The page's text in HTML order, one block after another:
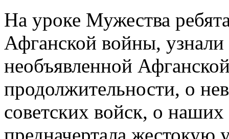
На уроке Мужества
Афганской войны,
необъявленной
продолжительности, о
советских войск, о
предначертала жестокую